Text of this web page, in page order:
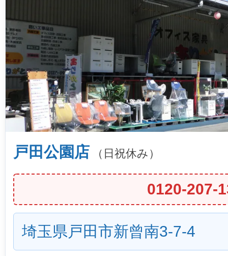
戸田公園店 （日祝休み）
0120-207-
埼玉県戸田市新曾南3-7-4